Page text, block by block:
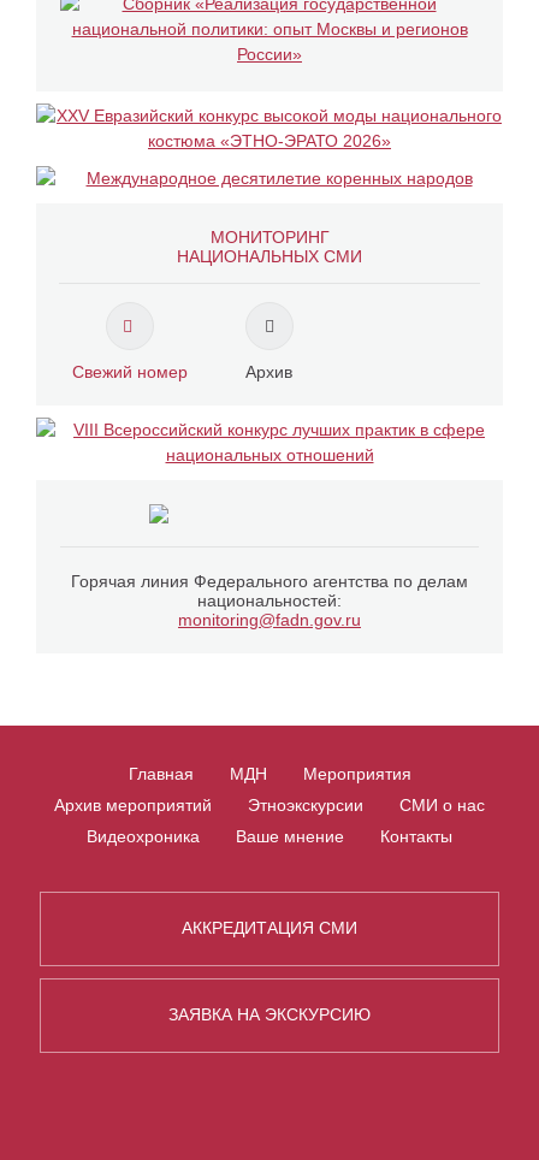
МОНИТОРИНГ
НАЦИОНАЛЬНЫХ СМИ
Свежий номер Архив
Горячая линия Федерального агентства по делам
национальностей:
monitoring@fadn.gov.ru
Главная МДН
Мероприятия
Архив мероприятий
Этноэкскурсии
СМИ о нас
Видеохроника
Ваше мнение Контакты
АККРЕДИТАЦИЯ СМИ
ЗАЯВКА НА ЭКСКУРСИЮ